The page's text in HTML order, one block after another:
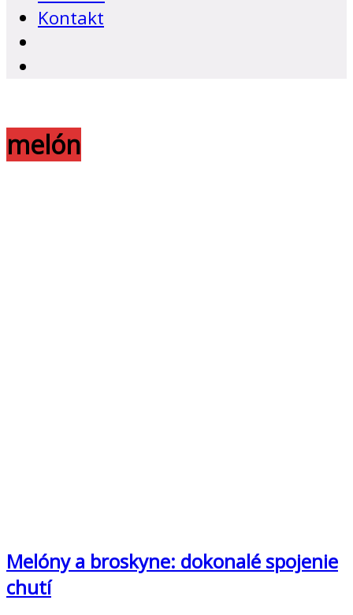
Kontakt
melón
Melóny a broskyne: dokonalé spojenie
chutí